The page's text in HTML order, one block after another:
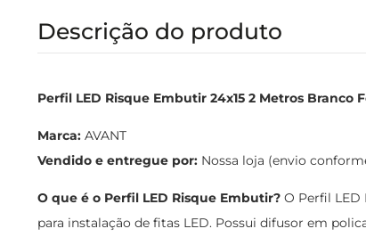
Descrição do produto
Perfil LED Risque Embutir 24x15 2 Metros
Marca: AVANT
Vendido e entregue por: Nossa loja (envio
O que é o Perfil LED Risque Embutir? O Perfil
para instalação de fitas LED. Possui difusor em